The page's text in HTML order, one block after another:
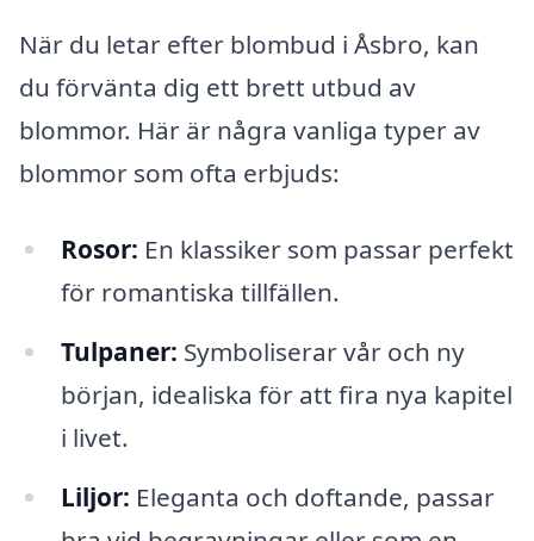
När du letar efter blombud i Åsbro, kan
du förvänta dig ett brett utbud av
blommor. Här är några vanliga typer av
blommor som ofta erbjuds:
Rosor: En klassiker som passar perfekt
för romantiska tillfällen.
Tulpaner: Symboliserar vår och ny
början, idealiska för att fira nya kapitel
i livet.
Liljor: Eleganta och doftande, passar